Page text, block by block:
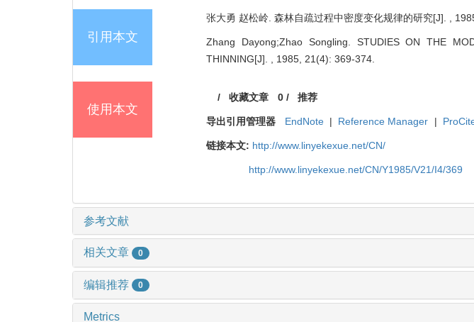
引用本文
张大勇 赵松岭. 森林自疏过程中密度变化规律的研究[J]. ,
Zhang Dayong;Zhao Songling. STUDIES ON THE
THINNING[J]. , 1985, 21(4): 369-374.
使用本文
/收藏文章 0/ 推荐
导出引用管理器 EndNote | Reference Manager |
链接本文: http://www.linyekexue.net/CN/
http://www.linyekexue.net/CN/Y1985/V21/I4/369
参考文献
相关文章 0
编辑推荐 0
Metrics